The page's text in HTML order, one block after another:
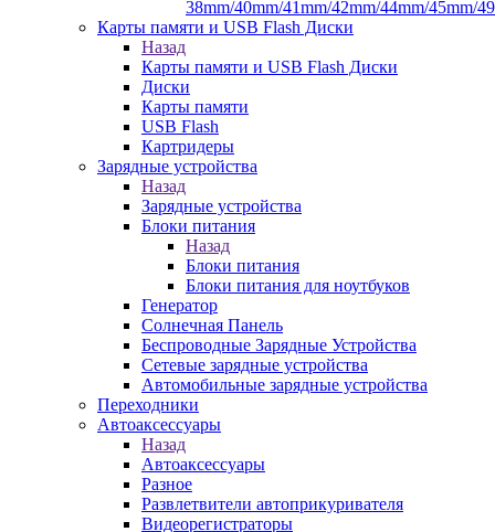
38mm/40mm/41mm/42mm/44mm/45mm/
Карты памяти и USB Flash Диски
Назад
Карты памяти и USB Flash Диски
Диски
Карты памяти
USB Flash
Картридеры
Зарядные устройства
Назад
Зарядные устройства
Блоки питания
Назад
Блоки питания
Блоки питания для ноутбуков
Генератор
Солнечная Панель
Беспроводные Зарядные Устройства
Сетевые зарядные устройства
Автомобильные зарядные устройства
Переходники
Автоаксессуары
Назад
Автоаксессуары
Разное
Развлетвители автоприкуривателя
Видеорегистраторы